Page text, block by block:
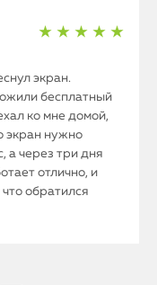
★ ★ ★ ★ ★
экран.
бесплатный
ко мне домой,
экран нужно
а через три дня
отлично, и
обратился